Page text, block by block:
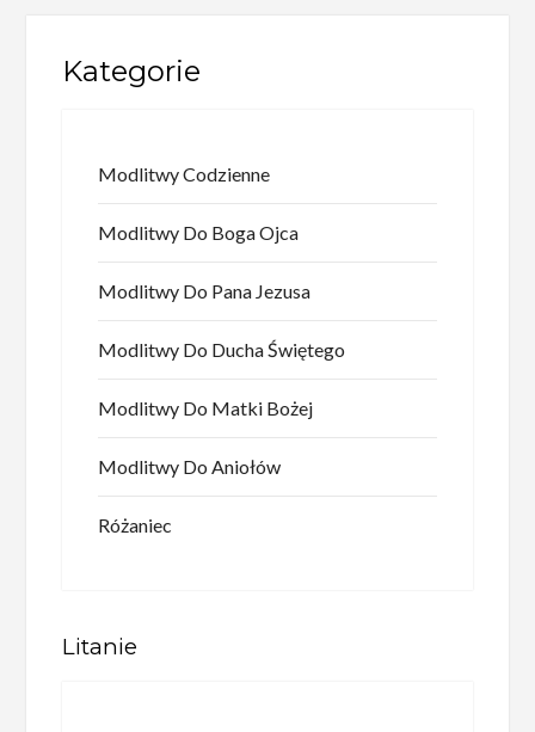
Kategorie
Modlitwy Codzienne
Modlitwy Do Boga Ojca
Modlitwy Do Pana Jezusa
Modlitwy Do Ducha Świętego
Modlitwy Do Matki Bożej
Modlitwy Do Aniołów
Różaniec
Litanie